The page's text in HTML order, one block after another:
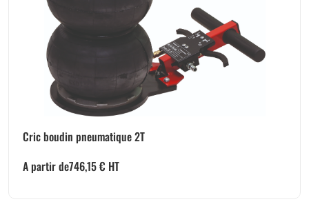
Cric boudin pneumatique 2T
A partir de746,15€ HT